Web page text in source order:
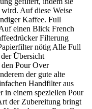
Auf diese Weise
Kaffee. Full
einen Blick French
Filterung
nötig Alle Full
Übersicht
Pour Over
der gute alte
Handfilter aus
in einem speziellen Pour
der Zubereitung bringt